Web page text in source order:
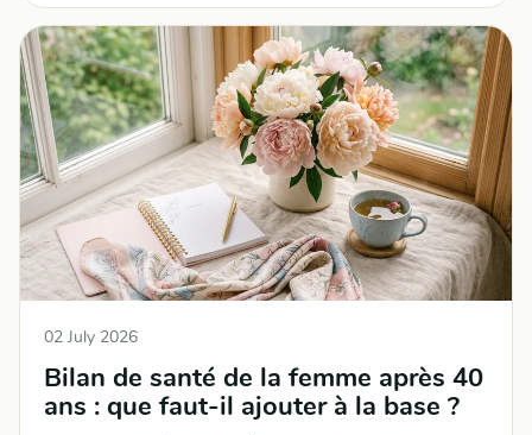
02 July 2026
Bilan de santé de la femme après 40
ans : que faut-il ajouter à la base ?